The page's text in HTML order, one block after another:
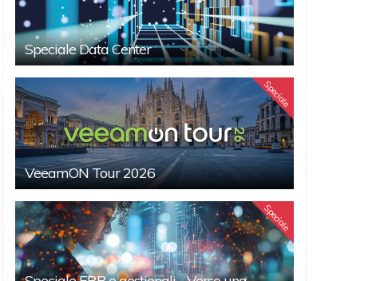
Speciale Data Center
Speciale
VeeamON Tour 2026
Speciale